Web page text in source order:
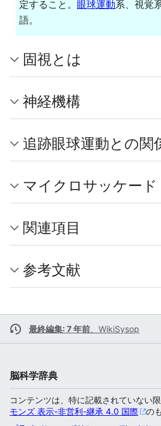
定すること。 眼球運動系、視覚
語。
固視とは
神経機構
追跡眼球運動との関
マイクロサッケード
関連項目
参考文献
最終編集: 7 年前 WikiSysop
脳科学辞典
コンテンツは、特に記載されていない限
モンズ 表示-非営利-継承 4.0 国際
の